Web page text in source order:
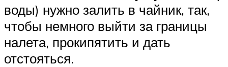
воды) нужно залить в чайник, так,
чтобы немного выйти за границы
налета, прокипятить и дать
отстояться.